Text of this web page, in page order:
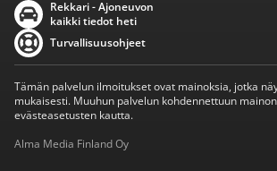
Rekkari - Ajoneuvon
kaikki tiedot heti
Turvallisuusohjeet
Tämän palvelun ilmoitukset ovat mainoksia, jotka
mukaisesti. Muuhun palvelun kohdennettuun
evästeasetusten kautta.
Alma Media Finland Oy